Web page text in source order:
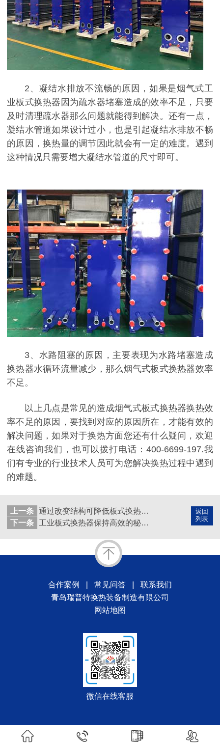
2、凝结水排放不流畅的原因，如果是烟气式工
业板式换热器因为疏水器堵塞造成的效率不足，只要
及时清理疏水器那么问题就能得到解决。还有一点，
凝结水管道如果设计过小，也是引起凝结水排放不畅
的原因，换热量的调节因此就会有一定的难度。遇到
这种情况只需要增大凝结水管道的尺寸即可。
3、水路阻塞的原因，主要表现为水路堵塞造成
换热器水循环流量减少，那么烟气式板式换热器效率
不足。
以上几点是常见的造成烟气式板式换热器换热效
率不足的原因，要找到对应的原因所在，才能有效的
解决问题，如果对于换热方面您还有什么疑问，欢迎
在线咨询我们，也可以拨打电话：400-6699-197.我
们有专业的行业技术人员可为您解决换热过程中遇到
的难题。
返回
列表
上一条
通过改变结构可降低板式换热器热阻
下一条
工业板式换热器保持高效的秘诀-定期清洗很重要
合作案例 常见问答
联系我们
青岛瑞普特换热装备制造有限公司
网站地图
微信在线客服